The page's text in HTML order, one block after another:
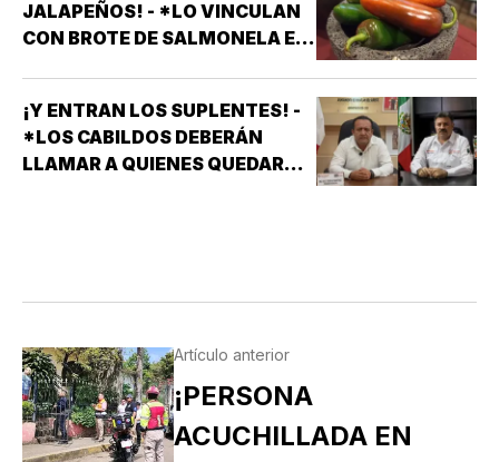
JALAPEÑOS! - *LO VINCULAN
CON BROTE DE SALMONELA EN
¡Y ENTRAN LOS SUPLENTES! -
*LOS CABILDOS DEBERÁN
LLAMAR A QUIENES QUEDARON
Artículo anterior
¡PERSONA
ACUCHILLADA EN